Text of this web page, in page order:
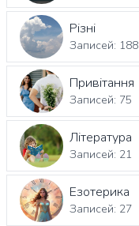
Різні
Записей: 188
Привітання
Записей: 75
Література
Записей: 21
Езотерика
Записей: 27